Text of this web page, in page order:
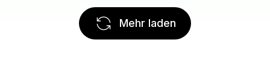
Mehr laden